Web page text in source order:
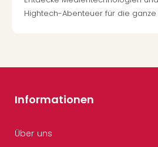
Hightech-Abenteuer für die ganze
Informationen
Über uns